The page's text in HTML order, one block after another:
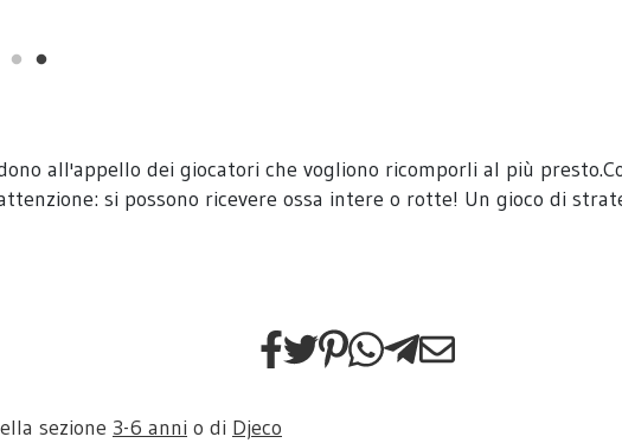
all'appello dei giocatori che vogliono ricomporli al più
si possono ricevere ossa intere o rotte! Un gioco di
sezione 3-6 anni o di Djeco